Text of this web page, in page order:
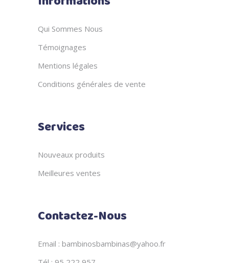
Qui Sommes Nous
Témoignages
Mentions légales
Conditions générales de vente
Services
Nouveaux produits
Meilleures ventes
Contactez-Nous
Email : bambinosbambinas@yahoo.fr